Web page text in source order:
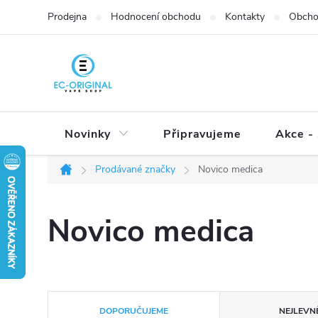
Prodejna Hodnocení obchodu Kontakty
Novinky Připravujeme Akce -
Domů
Prodávané značky Novico medica
Novico medica
DOPORUČUJEME